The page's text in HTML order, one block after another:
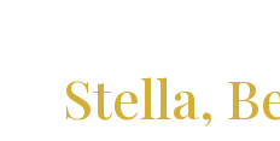
Stella,